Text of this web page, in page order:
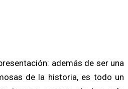
además de ser una
de la historia, es todo un